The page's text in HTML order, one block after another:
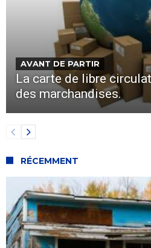
AVANT DE PARTIR
La carte de libre
des marchandises.
RÉCEMMENT